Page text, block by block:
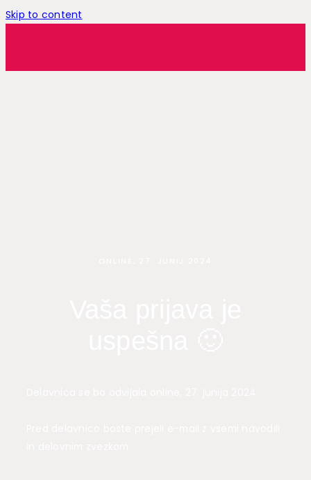
Skip to content